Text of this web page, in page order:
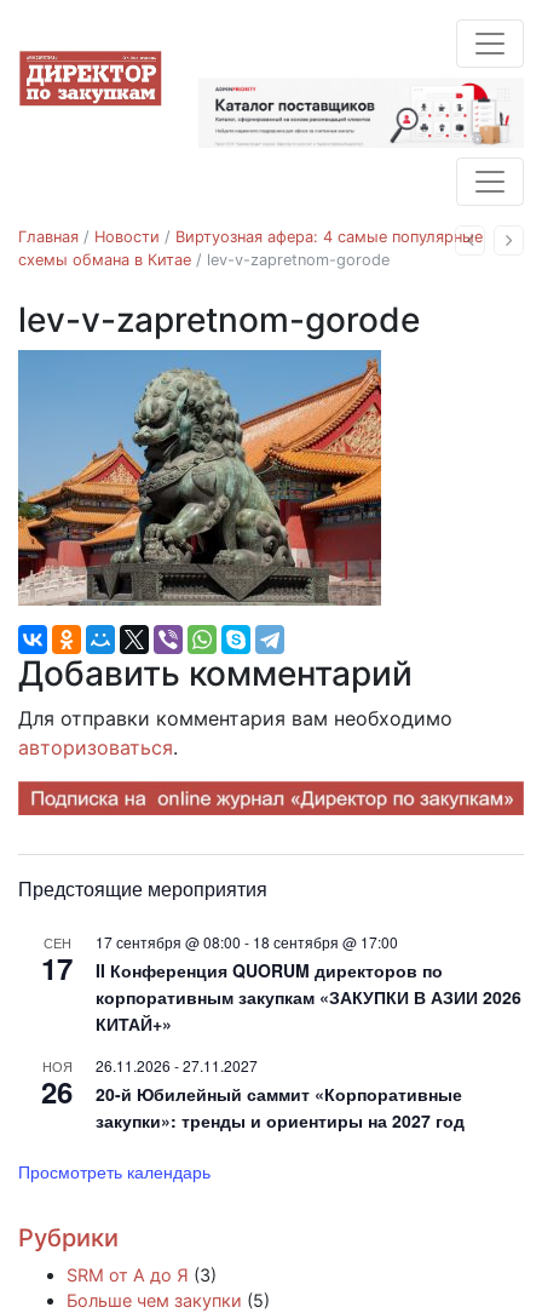
Назад
Главная / Новости / Виртуозная афера: 4 самые популярные
схемы обмана в Китае / lev-v-zapretnom-gorode
lev-v-zapretnom-gorode
Добавить комментарий
Для отправки комментария вам необходимо
авторизоваться.
Предстоящие мероприятия
СЕН
17
17 сентября @ 08:00 - 18 сентября @ 17:00
II Конференция QUORUM директоров по
корпоративным закупкам «ЗАКУПКИ В АЗИИ 2026
КИТАЙ+»
НОЯ
26
26.11.2026 -27.11.2027
20-й Юбилейный саммит «Корпоративные
закупки»: тренды и ориентиры на 2027 год
Просмотреть календарь
Рубрики
SRM от А до Я (3)
Больше чем закупки (5)